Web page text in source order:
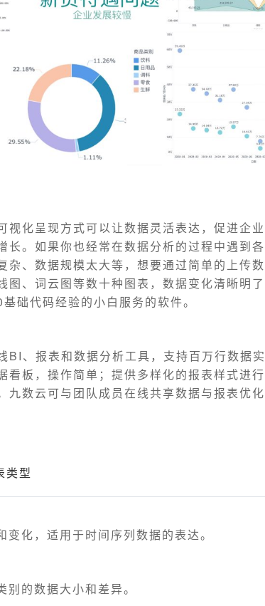
视化呈现方式可以让数据灵活表达，促进企
长。如果你也经常在数据分析的过程中遇到
杂、数据规模太大等，想要通过简单的上传
图、词云图等数十种图表，数据变化清晰明
础代码经验的小白服务的软件。
BI、报表和数据分析工具，支持百万行数据
看板，操作简单；提供多样化的报表样式进
九数云可与团队成员在线共享数据与报表优
型
化，适用于时间序列数据的表达。
的数据大小和差异。